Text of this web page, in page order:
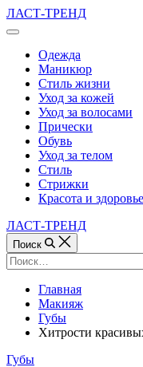
Перейти
к
ЛАСТ-ТРЕНД
Вне
холстаОдежда
Маникюр
Стиль жизни
Уход за кожей
Уход за волосами
Прически
Обувь
Уход за телом
Стиль
Стрижки
Красота и здоровье
ЛАСТ-ТРЕНД
Поиск
Найти:
Главная
Макияж
Губы
Хитрости
Рубрики
Губы